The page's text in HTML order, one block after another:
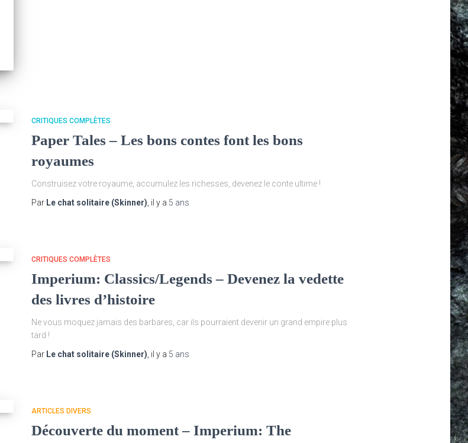
CRITIQUES COMPLÈTES
Paper Tales – Les bons contes font les bons
royaumes
Construisez votre royaume, accumulez les richesses, devenez le conte ultime !
Par Le chat solitaire (Skinner) , il y a 5 ans
CRITIQUES COMPLÈTES
Imperium: Classics/Legends – Devenez la vedette
des livres d’histoire
Ne vous moquez jamais des barbares, car ils pourraient devenir un grand empire plus
tard !
Par Le chat solitaire (Skinner) , il y a 5 ans
ARTICLES DIVERS
Découverte du moment – Imperium: The